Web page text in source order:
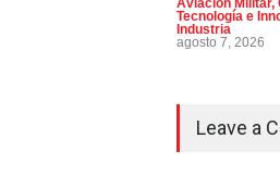
Aviación Militar,
Tecnología e
Industria
agosto 7, 2026
Leave a